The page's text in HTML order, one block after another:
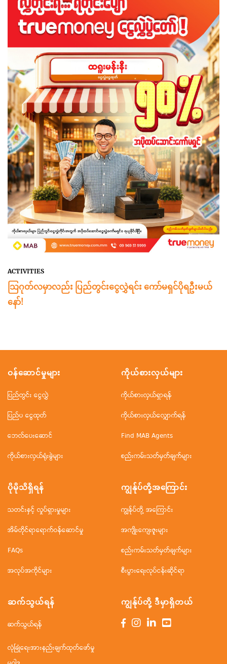
ACTIVITIES
သြဂုတ်လမှာလည်း ပြည်တွင်းငွေလွှဲရင်း ကော်မရှင်ပိုရဦးမယ်
နော်!
ဝန်ဆောင်မှုများ
ပြည်တွင်း ငွေလွှဲ
ပြည်ပ ငွေထုတ်
ဘေလ်ပေးဆောင်
ကိုယ်စားလှယ်ရုံးခွဲများ
ကိုယ်စားလှယ်များ
ကိုယ်စားလှယ်ရှာရန်
ကိုယ်စားလှယ်လျှောက်ရန်
Find MAB Agents
စည်းကမ်းသတ်မှတ်ချက်များ
ပိုမိုသိရှိရန်
သတင်းနှင့် လှုပ်ရှားမှုများ
အိမ်တိုင်ရာရောက်ဝန်ဆောင်မှု
FAQs
အလုပ်အကိုင်များ
ကျွန်ုပ်တို့အ‌ကြောင်း
ကျွန်ုပ်တို့ အကြောင်း
အကျိုးကျေးဇူးများ
စည်းကမ်းသတ်မှတ်ချက်များ
စီးပွားရေးလုပ်ငန်းဆိုင်ရာ
ဆက်သွယ်ရန်
ဆက်သွယ်ရန်
လုံခြုံရေးအားနည်းချက်ထုတ်ဖော်မှု
ကျွန်ုပ်တို့ ဒီမှာရှိတယ်